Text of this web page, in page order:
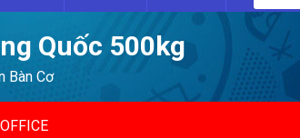
Quốc 500kg
Bàn Cơ
OFFICE